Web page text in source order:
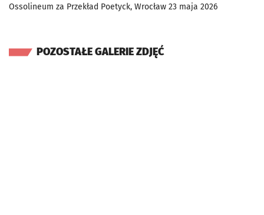
Ossolineum za Przekład Poetyck, Wrocław 23 maja 2026
POZOSTAŁE GALERIE ZDJĘĆ